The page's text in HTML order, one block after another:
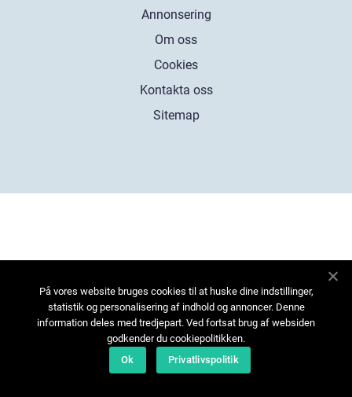
Annonsering
Om oss
Cookies
Kontakta oss
Sitemap
På vores website bruges cookies til at huske dine indstillinger,
statistik og personalisering af indhold og annoncer. Denne
information deles med tredjepart. Ved fortsat brug af websiden
godkender du cookiepolitikken.
Ok
Privatlivspolitik